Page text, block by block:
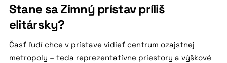
Stane sa Zimný prístav príliš
elitársky?
Časť ľudí chce v prístave vidieť centrum ozajstnej
metropoly – teda reprezentatívne priestory a výškové